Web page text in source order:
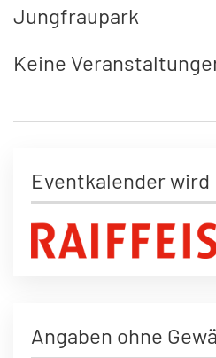
Jungfraupark
Keine
Eventkalender
Angaben ohne